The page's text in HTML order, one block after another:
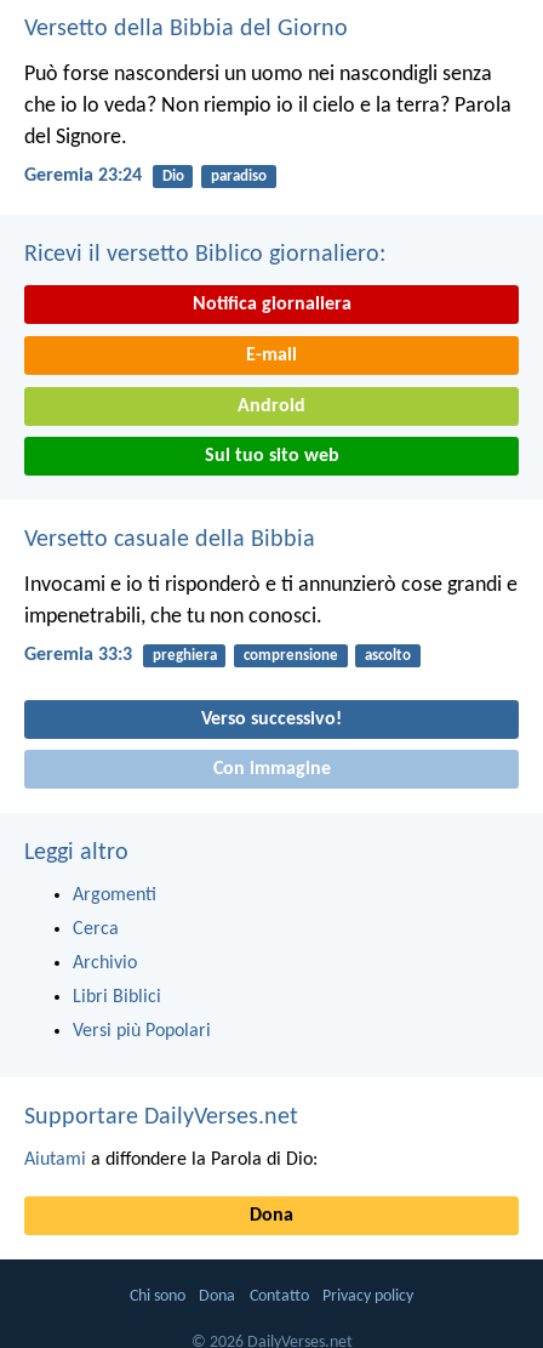
Versetto della Bibbia del Giorno
Può forse nascondersi un uomo nei nascondigli senza
che io lo veda? Non riempio io il cielo e la terra? Parola
del Signore.
Geremia 23:24 Dio paradiso
Ricevi il versetto Biblico giornaliero:
Notifica giornaliera
E-mail
Android
Sul tuo sito web
Versetto casuale della Bibbia
Invocami e io ti risponderò e ti annunzierò cose grandi e
impenetrabili, che tu non conosci.
Geremia 33:3 preghiera comprensione ascolto
Verso successivo!
Con immagine
Leggi altro
Argomenti
Cerca
Archivio
Libri Biblici
Versi più Popolari
Supportare DailyVerses.net
Aiutami a diffondere la Parola di Dio:
Dona
Chi sono Dona Contatto Privacy policy
© 2026 DailyVerses.net